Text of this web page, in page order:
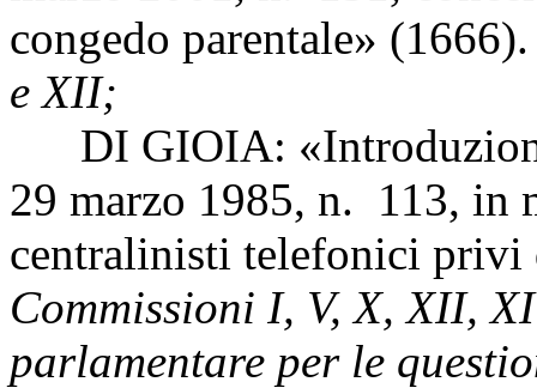
congedo parentale»
e XII;
DI GIOIA:
29 marzo 1985, n. 113, in
centralinisti telefonici
Commissioni I, V, X, XII,
parlamentare per le